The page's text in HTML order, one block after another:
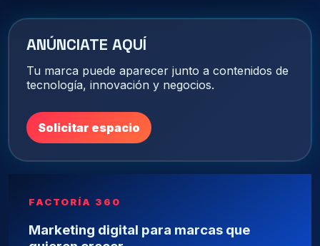
ANÚNCIATE AQUÍ
Tu marca puede aparecer junto a contenidos de
tecnología, innovación y negocios.
Solicitar espacio
FACTORÍA 360
Marketing digital para marcas que